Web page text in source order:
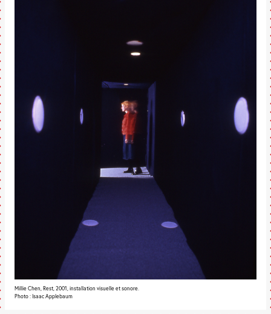
Millie Chen, Rest, 2001, installation visuelle et sonore.
Photo : Isaac Applebaum